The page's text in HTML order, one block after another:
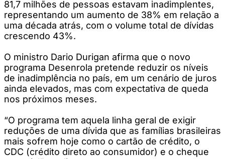
81,7 milhões de pessoas estavam inadimplentes,
representando um aumento de 38% em relação a
uma década atrás, com o volume total de dívidas
crescendo 43%.
O ministro Dario Durigan afirma que o novo
programa Desenrola pretende reduzir os níveis
de inadimplência no país, em um cenário de juros
ainda elevados, mas com expectativa de queda
nos próximos meses.
“O programa tem aquela linha geral de exigir
reduções de uma dívida que as famílias brasileiras
mais sofrem hoje como o cartão de crédito, o
CDC (crédito direto ao consumidor) e o cheque